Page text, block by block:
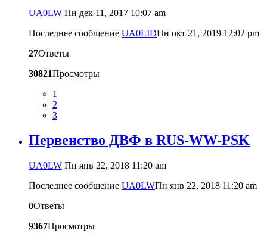
UA0LW Пн дек 11, 2017 10:07 am
Последнее сообщение UA0LIDПн окт 21, 2019 12:02 pm
27Ответы
30821Просмотры
1
2
3
Первенство ДВФ в RUS-WW-PSK
UA0LW Пн янв 22, 2018 11:20 am
Последнее сообщение UA0LWПн янв 22, 2018 11:20 am
0Ответы
9367Просмотры